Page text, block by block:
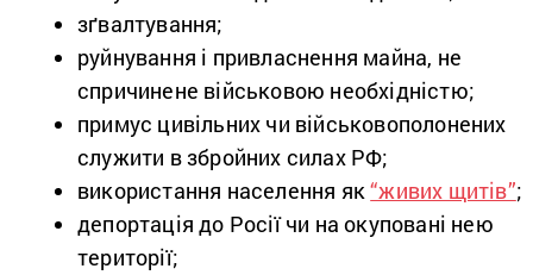
зґвалтування;
руйнування і привласнення майна, не
спричинене військовою необхідністю;
примус цивільних чи військовополонених
служити в збройних силах РФ;
використання населення як“живих щитів”;
депортація до Росії чи на окуповані нею
території;